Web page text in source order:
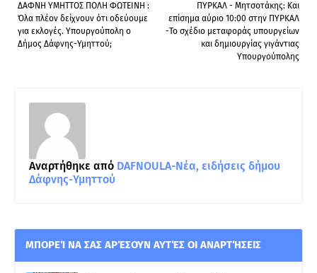
ΠΥΡΚΑΛ - Μητσοτάκης: Και
επίσημα αύριο 10:00 στην ΠΥΡΚΑΛ
-Το σχέδιο μεταφοράς υπουργείων
και δημιουργίας γιγάντιας
Υπουργούπολης
ΔΑΦΝΗ ΥΜΗΤΤΟΣ ΠΟΛΗ ΦΩΤΕΙΝΗ :
Όλα πλέον δείχνουν ότι οδεύουμε
για εκλογές. Υπουργούπολη ο
Δήμος Δάφνης-Υμηττού;
Αναρτήθηκε από DAFNOULA-Νέα, ειδήσεις δήμου
Δάφνης-Υμηττού
ΜΠΟΡΕΊ ΝΑ ΣΑΣ ΑΡΈΣΟΥΝ ΑΥΤΈΣ ΟΙ ΑΝΑΡΤΉΣΕΙΣ